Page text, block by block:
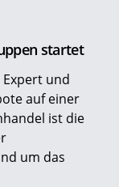
startet
Expert und
auf einer
ist die
um das